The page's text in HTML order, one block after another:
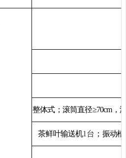
整体式； 滚筒直径≥70cm，
茶鲜叶输送机1 台 ； 振动槽